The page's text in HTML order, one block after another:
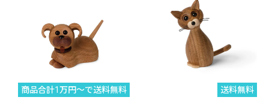
商品合計1万円〜で送料無料 送料無料